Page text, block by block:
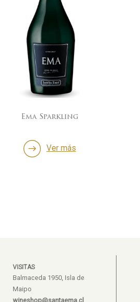
Ema Sparkling
Ver más
VISITAS
Balmaceda 1950, Isla de
Maipo
wineshop@santaema.cl